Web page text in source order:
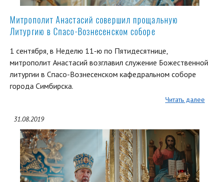
Митрополит Анастасий совершил прощальную
Литургию в Спасо-Вознесенском соборе
1 сентября, в Неделю 11-ю по Пятидесятнице,
митрополит Анастасий возглавил служение Божественной
литургии в Спасо-Вознесенском кафедральном соборе
города Симбирска.
Читать далее
31.08.2019